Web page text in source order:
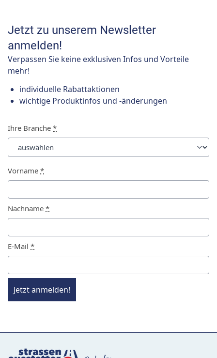
Jetzt zu unserem Newsletter
anmelden!
Verpassen Sie keine exklusiven Infos und Vorteile
mehr!
individuelle Rabattaktionen
wichtige Produktinfos und -änderungen
Ihre Branche *
Vorname *
Nachname *
E-Mail *
Jetzt anmelden!